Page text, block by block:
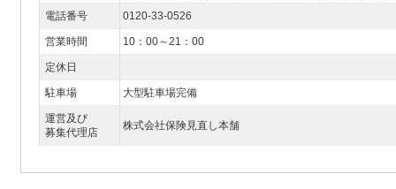
電話番号
0120-33-0526
営業時間 10：00～21：00
定休日
駐車場 大型駐車場完備
運営及び
募集代理店
株式会社保険見直し本舗